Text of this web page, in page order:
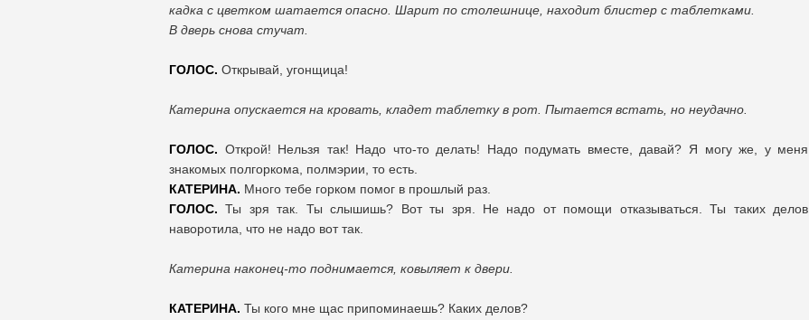
кадка с цветком шатается опасно. Шарит по столешнице, находит блистер с таблетками.
В дверь снова стучат.
ГОЛОС. Открывай, угонщица!
Катерина опускается на кровать, кладет таблетку в рот. Пытается встать, но неудачно.
ГОЛОС. Открой! Нельзя так! Надо что-то делать! Надо подумать вместе, давай? Я могу же, у меня
знакомых полгоркома, полмэрии, то есть.
КАТЕРИНА. Много тебе горком помог в прошлый раз.
ГОЛОС. Ты зря так. Ты слышишь? Вот ты зря. Не надо от помощи отказываться. Ты таких делов
наворотила, что не надо вот так.
Катерина наконец-то поднимается, ковыляет к двери.
КАТЕРИНА. Ты кого мне щас припоминаешь? Каких делов?